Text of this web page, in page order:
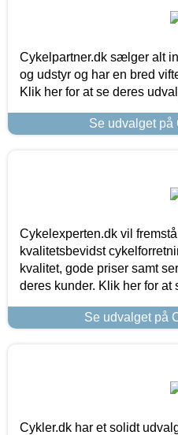
Cykelpartner.dk sælger alt
og udstyr og har en bred
Klik her for at se deres
Se udvalget på
Cykelexperten.dk vil
kvalitetsbevidst
kvalitet, gode priser samt
deres kunder. Klik her for at
Se udvalget på
Cykler.dk har et solidt